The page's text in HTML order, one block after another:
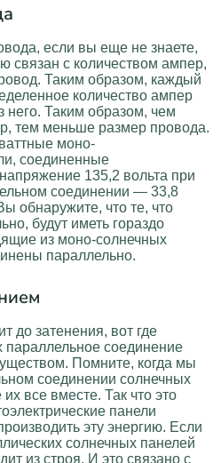
если вы еще не знаете,
связан с количеством ампер,
Таким образом, каждый
количество ампер
него. Таким образом, чем
тем меньше размер провода.
моно-
соединенные
135,2 вольта при
соединении — 33,8
обнаружите, что те, что
будут иметь гораздо
из моно-солнечных
параллельно.
до затенения, вот где
соединение
Помните, когда мы
соединении солнечных
все вместе. Так что это
панели
эту энергию. Если
солнечных панелей
из строя. И это связано с